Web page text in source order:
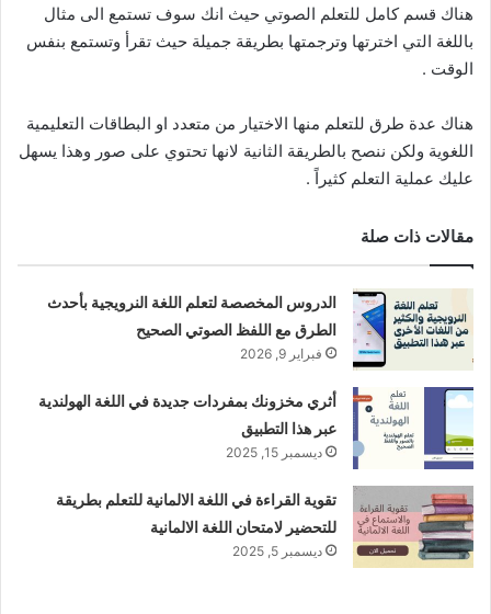
هناك قسم كامل للتعلم الصوتي حيث انك سوف تستمع الى مثال
باللغة التي اخترتها وترجمتها بطريقة جميلة حيث تقرأ وتستمع بنفس
الوقت .
هناك عدة طرق للتعلم منها الاختيار من متعدد او البطاقات التعليمية
اللغوية ولكن ننصح بالطريقة الثانية لانها تحتوي على صور وهذا يسهل
عليك عملية التعلم كثيراً .
مقالات ذات صلة
الدروس المخصصة لتعلم اللغة النرويجية بأحدث
الطرق مع اللفظ الصوتي الصحيح
فبراير 9, 2026
أثري مخزونك بمفردات جديدة في اللغة الهولندية
عبر هذا التطبيق
ديسمبر 15, 2025
تقوية القراءة في اللغة الالمانية للتعلم بطريقة
للتحضير لامتحان اللغة الالمانية
ديسمبر 5, 2025